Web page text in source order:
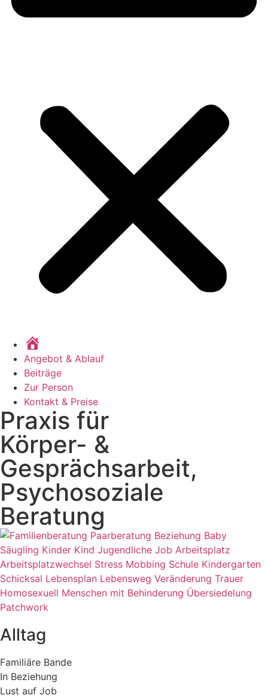
Angebot & Ablauf
Beiträge
Zur Person
Kontakt & Preise
Praxis für
Körper- &
Gesprächsarbeit,
Psychosoziale
Beratung
Alltag
Familiäre Bande
In Beziehung
Lust auf Job